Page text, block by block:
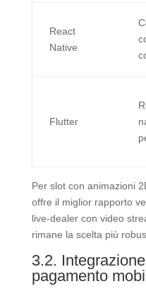
React
Native
Flutter
Per slot con animazioni
offre il miglior rapporto
live‑dealer con video
rimane la scelta più
3.2.
pagamento